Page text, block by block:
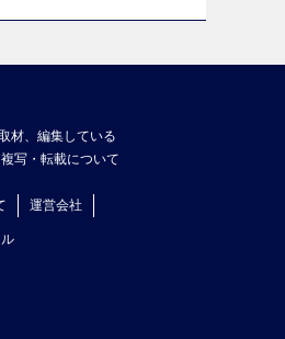
材、編集している
写・転載について
運営会社